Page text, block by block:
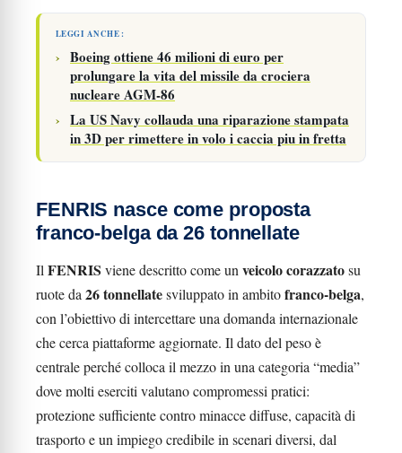
LEGGI ANCHE :
Boeing ottiene 46 milioni di euro per
prolungare la vita del missile da crociera
nucleare AGM-86
La US Navy collauda una riparazione stampata
in 3D per rimettere in volo i caccia piu in fretta
FENRIS nasce come proposta
franco-belga da 26 tonnellate
Il FENRIS viene descritto come un veicolo corazzatosu
ruote da 26 tonnellatesviluppato in ambitofranco-belga,
con l’obiettivo di intercettare una domanda internazionale
che cerca piattaforme aggiornate. Il dato del peso è
centrale perché colloca il mezzo in una categoria “media”
dove molti eserciti valutano compromessi pratici:
protezione sufficiente contro minacce diffuse, capacità di
trasporto e un impiego credibile in scenari diversi, dal